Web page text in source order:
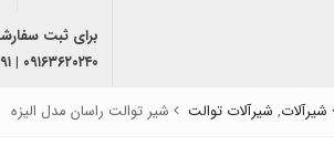
برای ثبت
۰۹۱۶۳۶۲۰۲۴۰ | ۰۹۱۶۷۰۷۶۱۹۱ | ۰۹۱۶۶۶۸۰۵۹۲
شیرآلات, شیرآلات توالت شیر توالت راسان مدل الیزه